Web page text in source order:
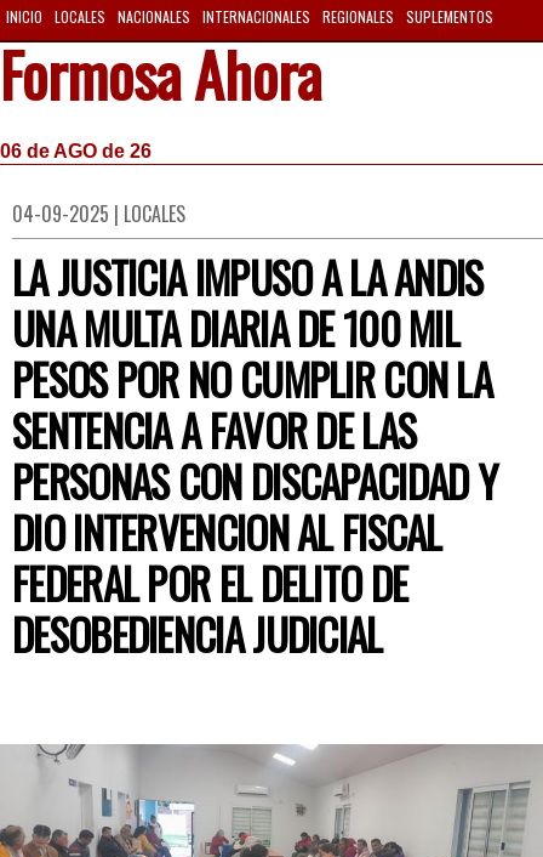
INICIO LOCALES NACIONALES INTERNACIONALES REGIONALES SUPLEMENTOS
Formosa Ahora
06 de AGO de 26
04-09-2025 | LOCALES
LA JUSTICIA IMPUSO A LA ANDIS
UNA MULTA DIARIA DE 100 MIL
PESOS POR NO CUMPLIR CON LA
SENTENCIA A FAVOR DE LAS
PERSONAS CON DISCAPACIDAD Y
DIO INTERVENCION AL FISCAL
FEDERAL POR EL DELITO DE
DESOBEDIENCIA JUDICIAL